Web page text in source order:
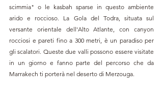
scimmia" o le kasbah sparse in questo ambiente
arido e roccioso. La Gola del Todra, situata sul
versante orientale dell'Alto Atlante, con canyon
rocciosi e pareti fino a 300 metri, è un paradiso per
gli scalatori. Queste due valli possono essere visitate
in un giorno e fanno parte del percorso che da
Marrakech ti porterà nel deserto di Merzouga.